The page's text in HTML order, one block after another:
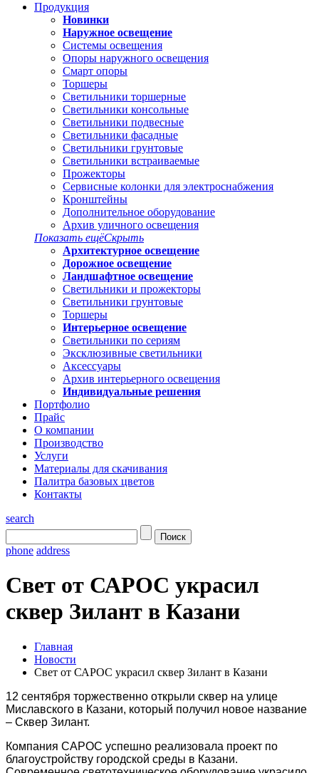
Продукция
Новинки
Наружное освещение
Системы освещения
Опоры наружного освещения
Смарт опоры
Торшеры
Светильники торшерные
Светильники консольные
Светильники подвесные
Светильники фасадные
Светильники грунтовые
Светильники встраиваемые
Прожекторы
Сервисные колонки для электроснабжения
Кронштейны
Дополнительное оборудование
Архив уличного освещения
Показать ещёСкрыть
Архитектурное освещение
Дорожное освещение
Ландшафтное освещение
Светильники и прожекторы
Светильники грунтовые
Торшеры
Интерьерное освещение
Светильники по сериям
Эксклюзивные светильники
Аксессуары
Архив интерьерного освещения
Индивидуальные решения
Портфолио
Прайс
О компании
Производство
Услуги
Материалы для скачивания
Палитра базовых цветов
Контакты
search
phone address
Свет от САРОС украсил
сквер Зилант в Казани
Главная
Новости
Свет от САРОС украсил сквер Зилант в Казани
12 сентября торжественно открыли сквер на улице
Миславского в Казани, который получил новое название
– Сквер Зилант.
Компания САРОС успешно реализовала проект по
благоустройству городской среды в Казани.